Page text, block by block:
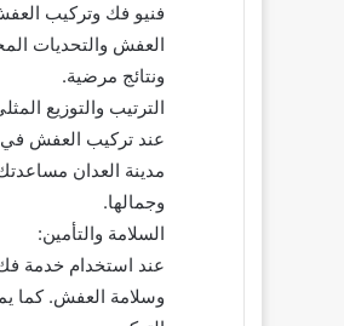
فنيو فك وتركيب
العفش والتحديات
ونتائج مرضية.
الترتيب والتوزيع
عند تركيب العفش في
مدينة العدان
وجمالها.
السلامة والتأمين:
عند استخدام خدمة فك
وسلامة العفش. كما